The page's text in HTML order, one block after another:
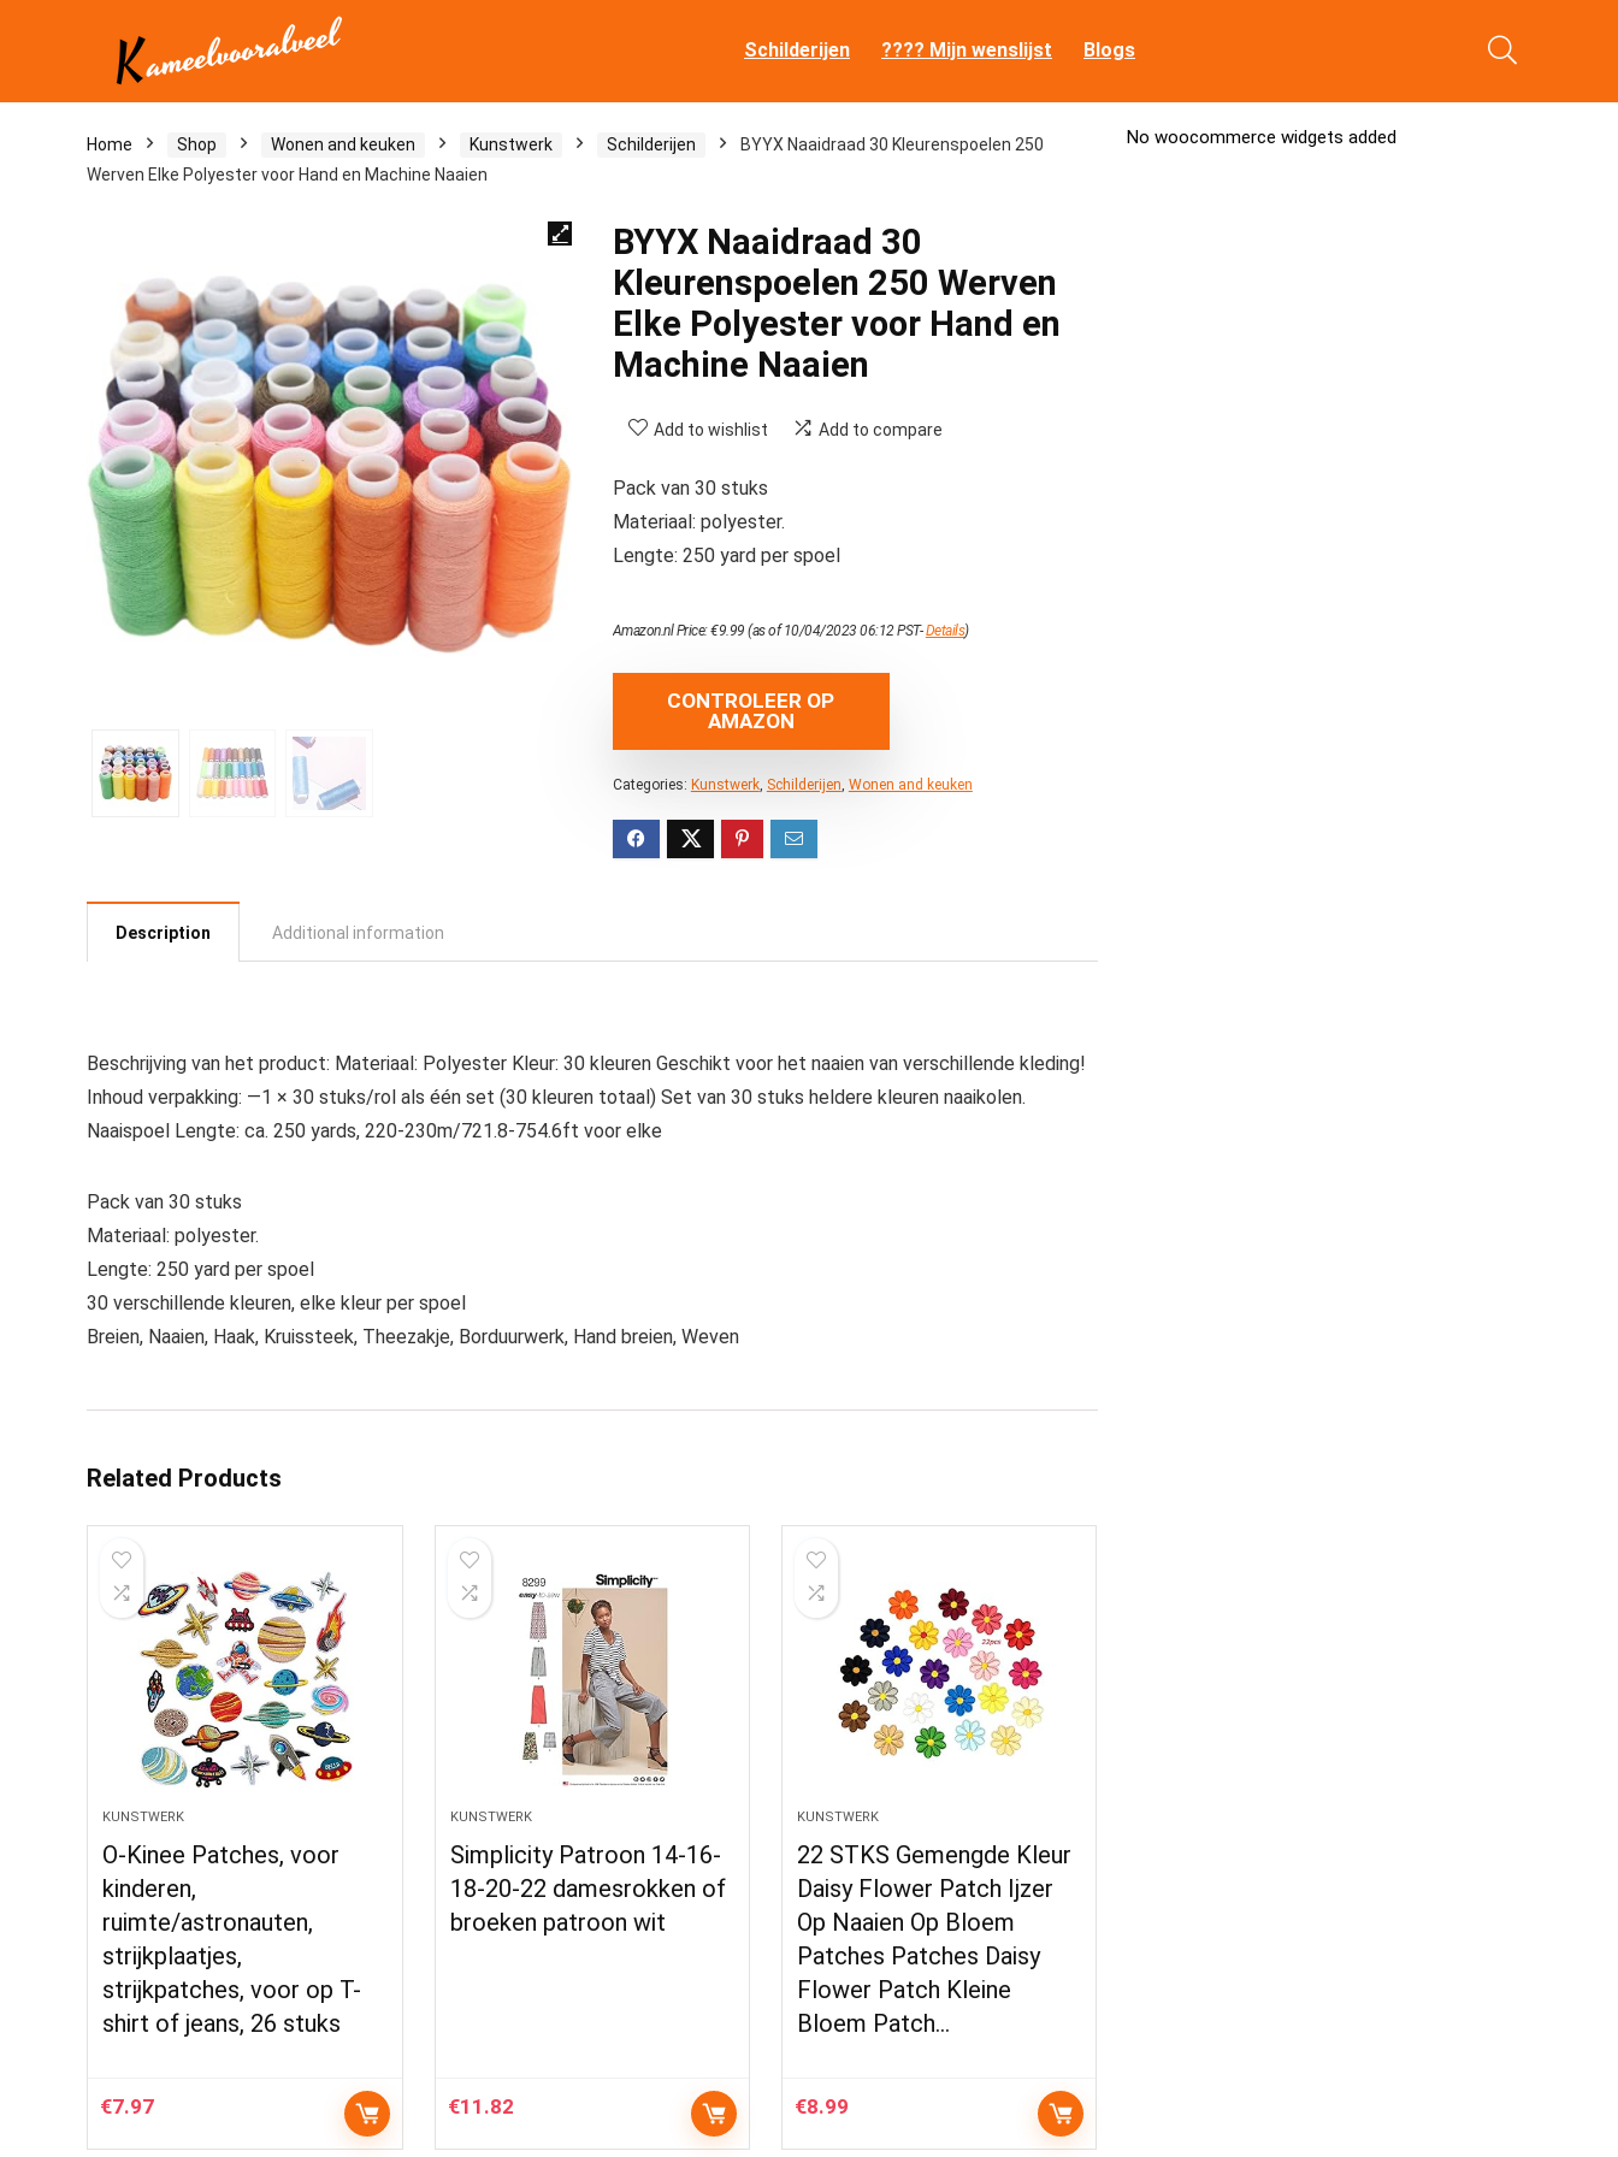
Schilderijen ???? Mijn wenslijst Blogs
Home Shop Wonen and keuken Kunstwerk Schilderijen
BYYX Naaidraad 30 Kleurenspoelen 250
Werven Elke Polyester voor Hand en Machine Naaien
BYYX Naaidraad 30
Kleurenspoelen 250 Werven
Elke Polyester voor Hand en
Machine Naaien
Add to wishlist Add to compare
Pack van 30 stuks
Materiaal: polyester.
Lengte: 250 yard per spoel
Amazon.nl Price:€9.99 (as of 10/04/2023 06:12 PST-Details)
CONTROLEER OP
AMAZON
Categories: Kunstwerk, Schilderijen, Wonen and keuken
Description Additional information
Beschrijving van het product: Materiaal: Polyester Kleur: 30 kleuren Geschikt voor het naaien van verschillende kleding!
Inhoud verpakking: —1 × 30 stuks/rol als één set (30 kleuren totaal) Set van 30 stuks heldere kleuren naaikolen.
Naaispoel Lengte: ca. 250 yards, 220-230m/721.8-754.6ft voor elke
Pack van 30 stuks
Materiaal: polyester.
Lengte: 250 yard per spoel
30 verschillende kleuren, elke kleur per spoel
Breien, Naaien, Haak, Kruissteek, Theezakje, Borduurwerk, Hand breien, Weven
Related Products
KUNSTWERK
O-Kinee Patches, voor
kinderen,
ruimte/astronauten,
strijkplaatjes,
strijkpatches, voor op T-
shirt of jeans, 26 stuks
€7.97
KUNSTWERK
Simplicity Patroon 14-16-
18-20-22 damesrokken of
broeken patroon wit
€11.82
KUNSTWERK
22 STKS Gemengde Kleur
Daisy Flower Patch Ijzer
Op Naaien Op Bloem
Patches Patches Daisy
Flower Patch Kleine
Bloem Patch…
€8.99
No woocommerce widgets added